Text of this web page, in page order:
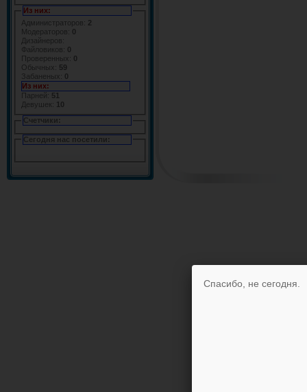
Из них:
Администраторов: 2
Модераторов: 0
Дизайнеров:
Файловиков: 0
Проверенных: 0
Обычных: 59
Забаненых: 0
Из них:
Парней: 51
Девушек:
10
Счетчики:
Сегодня нас посетили:
Спасибо, не сегодня.